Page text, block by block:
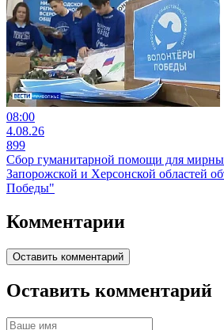
08:00
4.08.26
899
Сбор гуманитарной помощи для
Запорожской и Херсонской областей
Победы"
Комментарии
Оставить комментарий
Оставить комментарий